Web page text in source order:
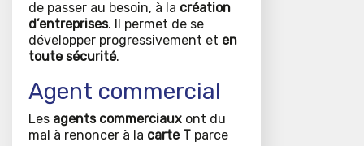
de passer au besoin, à la création
d’entreprises. Il permet de se
développer progressivement et en
toute sécurité.
Agent commercial
Les agents commerciaux ont du
mal à renoncer à la carte T parce